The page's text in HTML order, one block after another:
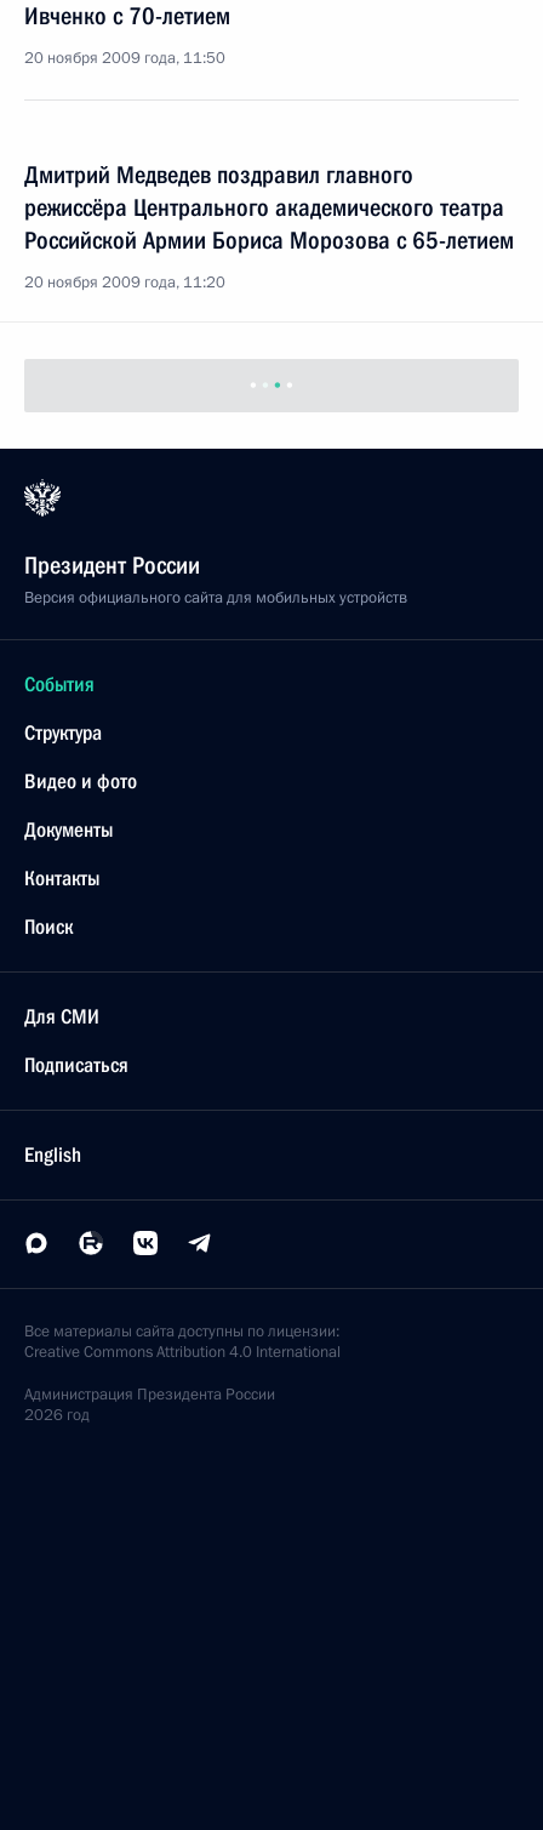
Ивченко с 70-летием
20 ноября 2009 года, 11:50
Дмитрий Медведев поздравил главного
режиссёра Центрального академического театра
Российской Армии Бориса Морозова с 65-летием
20 ноября 2009 года, 11:20
Президент России
Версия официального сайта для мобильных устройств
События
Структура
Видео и фото
Документы
Контакты
Поиск
Для СМИ
Подписаться
English
Все материалы сайта доступны по лицензии:
Creative Commons Attribution 4.0 International
Администрация Президента России
2026 год